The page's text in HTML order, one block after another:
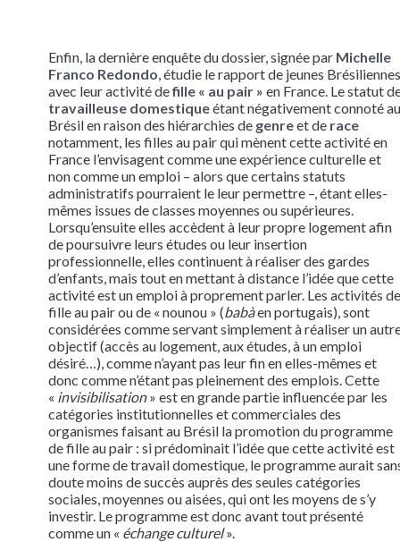
Enfin, la dernière enquête du dossier, signée par Michelle
Franco Redondo, étudie le rapport de jeunes Brésiliennes
avec leur activité defille « au pair » en France. Le statut
travailleuse domestiqueétant négativement connoté au
Brésil en raison des hiérarchies de genreet de race
notamment, les filles au pair qui mènent cette activité en
France l’envisagent comme une expérience culturelle et
non comme un emploi – alors que certains statuts
administratifs pourraient le leur permettre –, étant elles-
mêmes issues de classes moyennes ou supérieures.
Lorsqu’ensuite elles accèdent à leur propre logement afin
de poursuivre leurs études ou leur insertion
professionnelle, elles continuent à réaliser des gardes
d’enfants, mais tout en mettant à distance l’idée que cette
activité est un emploi à proprement parler. Les activités de
fille au pair ou de « nounou » (babàen portugais), sont
considérées comme servant simplement à réaliser un
objectif (accès au logement, aux études, à un emploi
désiré…), comme n’ayant pas leur fin en elles-mêmes et
donc comme n’étant pas pleinement des emplois. Cette
« invisibilisation» est en grande partie influencée par les
catégories institutionnelles et commerciales des
organismes faisant au Brésil la promotion du programme
de fille au pair : si prédominait l’idée que cette activité est
une forme de travail domestique, le programme aurait
doute moins de succès auprès des seules catégories
sociales, moyennes ou aisées, qui ont les moyens de s’y
investir. Le programme est donc avant tout présenté
comme un « échange culturel».